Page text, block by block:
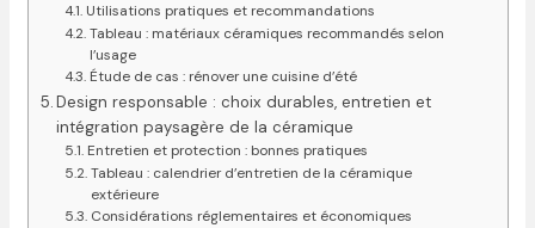
Utilisations pratiques et recommandations
Tableau : matériaux céramiques recommandés selon
l’usage
Étude de cas : rénover une cuisine d’été
Design responsable : choix durables, entretien et
intégration paysagère de la céramique
Entretien et protection : bonnes pratiques
Tableau : calendrier d’entretien de la céramique
extérieure
Considérations réglementaires et économiques